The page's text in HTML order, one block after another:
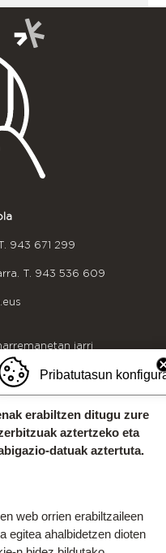
943 671 299
T. 943 536 609
jarri
Pribatutasun
erabiltzen ditugu zure
aztertzeko eta
datuak aztertuta.
web orrien erabiltzaileen
egitea ahalbidetzen dioten